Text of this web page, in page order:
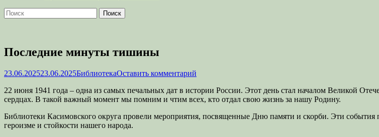
Поиск
Найти:
Последние минуты тишины
Опубликовано
23.06.202523.06.2025Автор
БиблиотекаОставить комментарий
22 июня 1941 года – одна из самых печальных дат в истории России. Этот день стал началом Великой
сердцах. В такой важный момент мы помним и чтим всех, кто отдал свою жизнь за нашу Родину.
Библиотеки Касимовского округа провели мероприятия, посвященные Дню памяти и скорби. Эти
героизме и стойкости нашего народа.